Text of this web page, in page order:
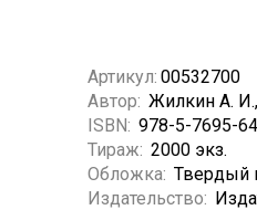
Артикул: 00532700
Автор: Жилкин А.
ISBN: 978-5-7695-
Тираж: 2000 экз.
Обложка: Твердый
Издательство: